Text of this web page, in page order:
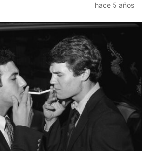
hace 5 años